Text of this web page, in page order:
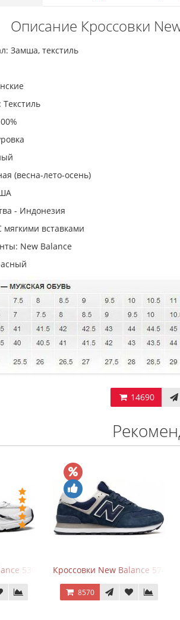
Описание Кроссовки
Замша, текстиль
(весна-лето-осень)
- Индонезия
вставками
New Balance
14690
530 White Silver Navy
Кроссовки New Balance 574
8570